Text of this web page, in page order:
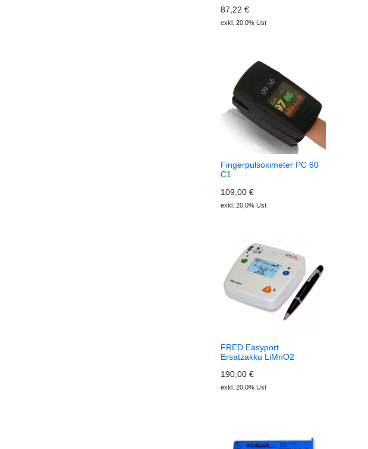
87,22 €
exkl. 20,0% Ust
Fingerpulsoximeter PC 60
C1
109,00 €
exkl. 20,0% Ust
FRED Easyport
Ersatzakku LiMnO2
190,00 €
exkl. 20,0% Ust